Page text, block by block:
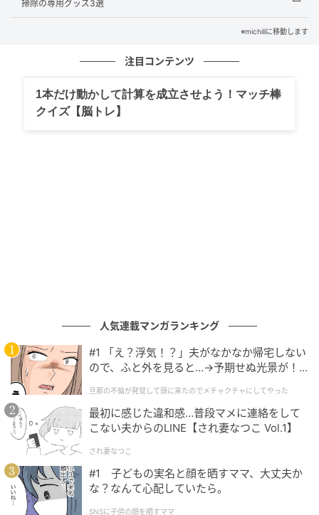
フライパンを使用する際は、食材が重ならないように
丈夫で便利！『ステンレス折りたたみ蒸し器
（23.5cm）』
掃除の専用グッズ3選
※michillに移動します
注目コンテンツ
1本だけ動かして計算を成立させよう！マッチ棒
クイズ【脳トレ】
人気連載マンガランキング
#1 「え？浮気！？」夫がなかなか帰宅しない
ので、ふと外を見ると…→予期せぬ光景が！
クチャにしてやった
旦那の不倫が発覚して頭に来たのでメチャクチャにしてやった
最初に感じた違和感…普段マメに連絡をして
こない夫からのLINE【され妻なつこ Vol.1】
され妻なつこ
#1 子どもの実名と顔を晒すママ、大丈夫か
な？なんて心配していたら。
SNSに子供の顔を晒すママ